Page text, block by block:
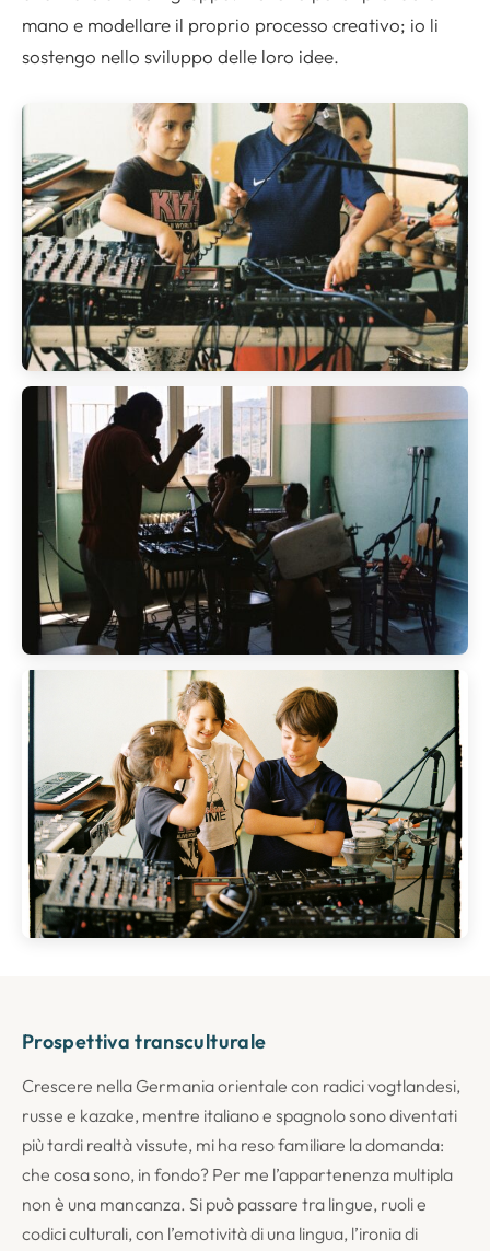
mano e modellare il proprio processo creativo; io li
sostengo nello sviluppo delle loro idee.
Prospettiva transculturale
Crescere nella Germania orientale con radici vogtlandesi,
russe e kazake, mentre italiano e spagnolo sono diventati
più tardi realtà vissute, mi ha reso familiare la domanda:
che cosa sono, in fondo? Per me l’appartenenza multipla
non è una mancanza. Si può passare tra lingue, ruoli e
codici culturali, con l’emotività di una lingua, l’ironia di